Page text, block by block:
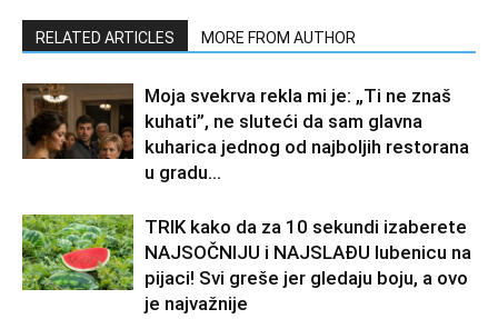
RELATED ARTICLES MORE FROM AUTHOR
Moja svekrva rekla mi je: „Ti ne znaš
kuhati”, ne sluteći da sam glavna
kuharica jednog od najboljih restorana
u gradu…
TRIK kako da za 10 sekundi izaberete
NAJSOČNIJU i NAJSLAĐU lubenicu na
pijaci! Svi greše jer gledaju boju, a ovo
je najvažnije